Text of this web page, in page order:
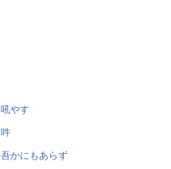
吼やす
吽
吾かにもあらず